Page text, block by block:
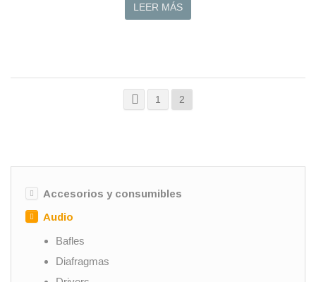
LEER MÁS
1 2
Accesorios y consumibles
Audio
Bafles
Diafragmas